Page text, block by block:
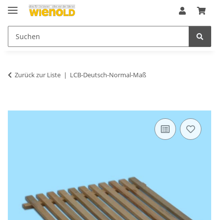
Zurück zur Liste LCB-Deutsch-Normal-Maß